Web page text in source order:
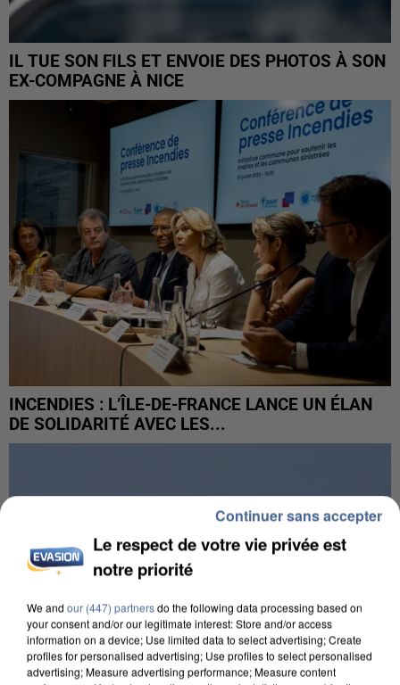
IL TUE SON FILS ET ENVOIE DES PHOTOS À SON
EX-COMPAGNE À NICE
INCENDIES : L’ÎLE-DE-FRANCE LANCE UN ÉLAN
DE SOLIDARITÉ AVEC LES...
Le respect de votre vie privée est
notre priorité
We and our (447) partnersdo the following data processing based on
your consent and/or our legitimate interest: Store and/or access
information on a device; Use limited data to select advertising; Create
profiles for personalised advertising; Use profiles to select personalised
advertising; Measure advertising performance; Measure content
Continuer sans accepter